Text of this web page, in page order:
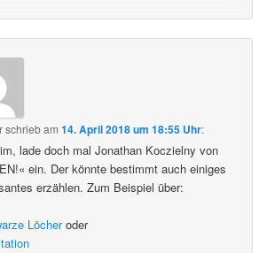
schriebam14. April 2018 um 18:55 Uhr:
lade doch mal Jonathan Koczielny von
ein. Der könnte bestimmt auch einiges
erzählen. Zum Beispiel über:
Löcheroder